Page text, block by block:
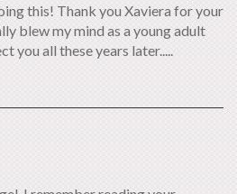
this! Thank you Xaviera for your
blew my mind as a young adult
you all these years later.....